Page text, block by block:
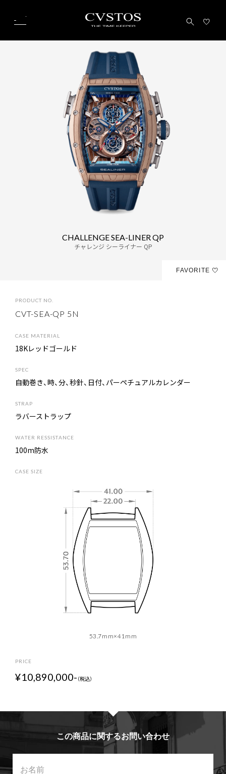
CHALLENGESEA-LINERQP
チャレンジ シーライナー QP
FAVORITE
PRODUCT NO
CVT-SEA-QP 5N
CASE MATER IA L
18Kレッドゴールド
SPEC
自動巻き、時、分、秒針、日付、パーペチュアルカレンダー
STRA P
ラバーストラップ
WATER R ESSISTA NCE
100m防水
CASE SIZE
53.7mm×41mm
PR ICE
¥10,890,000- （税込）
この商品に関するお問い合わせ